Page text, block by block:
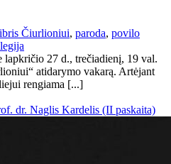
Čiurlioniui, paroda, povilo
27 d., trečiadienį, 19 val.
atidarymo vakarą. Artėjant
rengiama [...]
dr. Naglis Kardelis (II paskaita)